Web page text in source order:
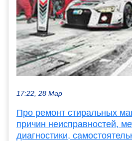
17:22, 28 Мар
Про ремонт стиральных
причин неисправностей,
диагностики,